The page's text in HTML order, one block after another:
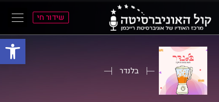
פתח
התפריט
התוכן
שידור חי
בלנדר